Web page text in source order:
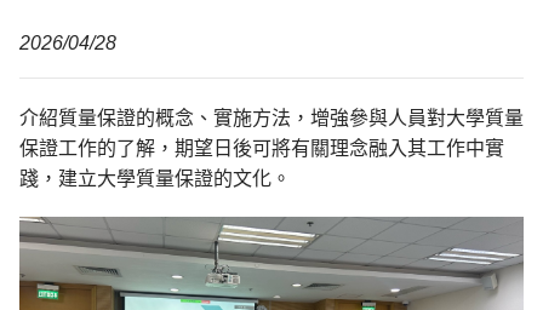
2026/04/28
介紹質量保證的概念、實施方法，增強參與人員對大學質量
保證工作的了解，期望日後可將有關理念融入其工作中實
踐，建立大學質量保證的文化。